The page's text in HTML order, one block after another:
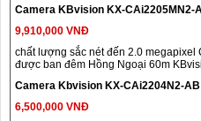
Camera KBvision KX-CAi2205MN2-
9,910,000 VNĐ
chất lượng sắc nét đến 2.0
được ban đêm Hồng Ngoại 60m
Camera Kbvision KX-CAi2204N2-AB
6,500,000 VNĐ